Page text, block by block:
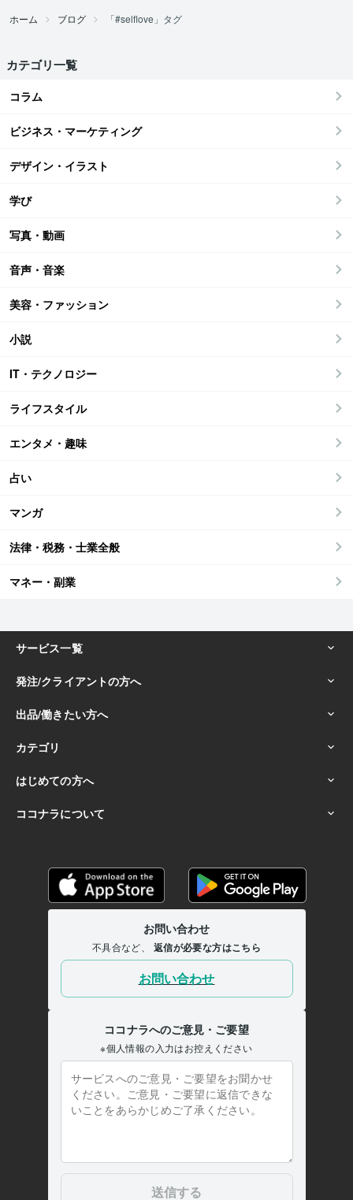
ホーム ブログ 「#selflove」タグ
カテゴリ一覧
コラム
ビジネス・マーケティング
デザイン・イラスト
学び
写真・動画
音声・音楽
美容・ファッション
小説
IT・テクノロジー
ライフスタイル
エンタメ・趣味
占い
マンガ
法律・税務・士業全般
マネー・副業